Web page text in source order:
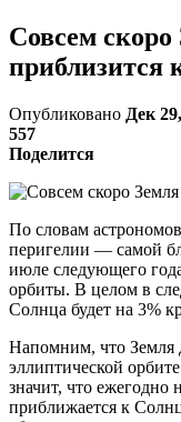
Совсем
приблизится
Опубликовано Дек
557
Поделится
По словам
перигелии — самой
июле следующего
орбиты. В целом в
Солнца будет на 3%
Напомним, что Земля
эллиптической
значит, что ежегодно
приближается к